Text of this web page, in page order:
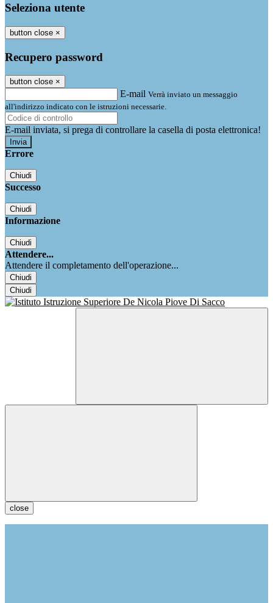
Seleziona utente
button close ×
Recupero password
button close ×
E-mail Verrà inviato un messaggio
all'indirizzo indicato con le istruzioni necessarie.
E-mail inviata, si prega di controllare la casella di posta elettronica!
Errore
Chiudi
Successo
Chiudi
Informazione
Chiudi
Attendere...
Attendere il completamento dell'operazione...
Chiudi
Chiudi
close